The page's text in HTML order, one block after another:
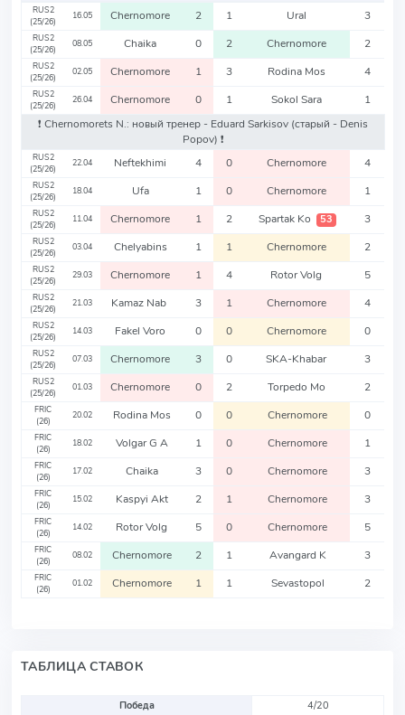
RUS2
(25/26)
16.05 Chernomore 2 1 Ural 3
RUS2
(25/26)
08.05 Chaika 0 2 Chernomore 2
RUS2
(25/26)
02.05 Chernomore 1 3 Rodina Mos 4
RUS2
(25/26)
26.04 Chernomore 0 1 Sokol Sara
1
❗️ Chernomorets N.: новый тренер - Eduard Sarkisov (старый - Denis
Popov) ❗️
RUS2
(25/26)
22.04 Neftekhimi 4 0 Chernomore 4
RUS2
(25/26)
18.04 Ufa 1 0 Chernomore 1
RUS2
(25/26)
11.04 Chernomore 1 2 Spartak Ko 53 3
RUS2
(25/26)
03.04 Chelyabins 1 1 Chernomore 2
RUS2
(25/26)
29.03 Chernomore 1 4 Rotor Volg 5
RUS2
(25/26)
21.03 Kamaz Nab 3 1 Chernomore 4
RUS2
(25/26)
14.03 Fakel Voro 0 0 Chernomore 0
RUS2
(25/26)
07.03 Chernomore 3 0 SKA-Khabar 3
RUS2
(25/26)
01.03 Chernomore 0 2 Torpedo Mo 2
FRIC
(26)
20.02 Rodina Mos 0 0 Chernomore 0
FRIC
(26)
18.02 Volgar G A 1 0 Chernomore 1
FRIC
(26)
17.02 Chaika 3 0 Chernomore 3
FRIC
(26)
15.02 Kaspyi Akt 2 1 Chernomore 3
FRIC
(26)
14.02 Rotor Volg 5 0 Chernomore 5
FRIC
(26)
08.02 Chernomore 2 1 Avangard K 3
FRIC
(26)
01.02 Chernomore 1 1 Sevastopol 2
ТАБЛИЦА СТАВОК
Победа
4/20